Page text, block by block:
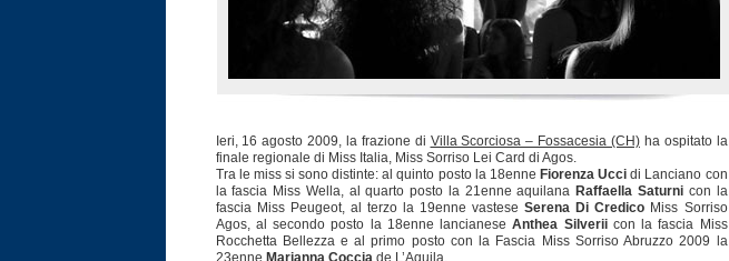
Ieri, 16 agosto 2009, la frazione di Villa Scorciosa – Fossacesia (CH)ha ospitato la
finale regionale di Miss Italia, Miss Sorriso Lei Card di Agos.
Tra le miss si sono distinte: al quinto posto la 18enne Fiorenza Ucci di Lanciano con
la fascia Miss Wella, al quarto posto la 21enne aquilana
Raffaella Saturnicon la
fascia Miss Peugeot, al terzo la 19enne vasteseSerena Di Credico Miss Sorriso
Agos, al secondo posto la 18enne lancianeseAnthea Silverii con la fascia Miss
Rocchetta Bellezza e al primo posto con la Fascia Miss Sorriso Abruzzo 2009 la
23enne Marianna Coccia de L’Aquila.